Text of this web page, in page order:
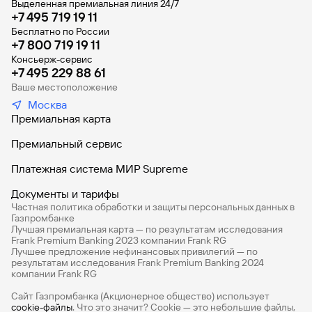
Выделенная премиальная линия 24/7
+7 495 719 19 11
Бесплатно по России
+7 800 719 19 11
Консьерж-сервис
+7 495 229 88 61
Ваше местоположение
Москва
Премиальная карта
Премиальный сервис
Платежная система МИР Supreme
Документы и тарифы
Частная политика обработки и защиты персональных данных в
Газпромбанке
Лучшая премиальная карта — по результатам исследования
Frank Premium Banking 2023 компании Frank RG
Лучшее предложение нефинансовых привилегий — по
результатам исследования Frank Premium Banking 2024
компании Frank RG
Сайт Газпромбанка (Акционерное общество) использует
cookie-файлы. Что это значит? Сookie — это небольшие файлы,